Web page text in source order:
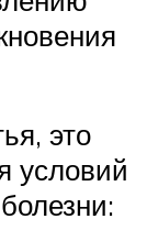
это
условий